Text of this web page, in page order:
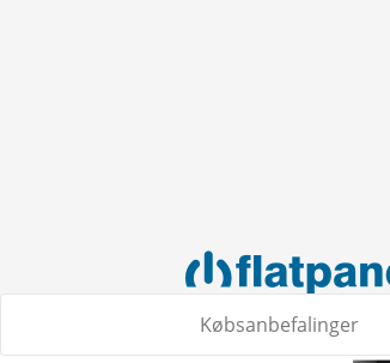
Købsanbefalinger